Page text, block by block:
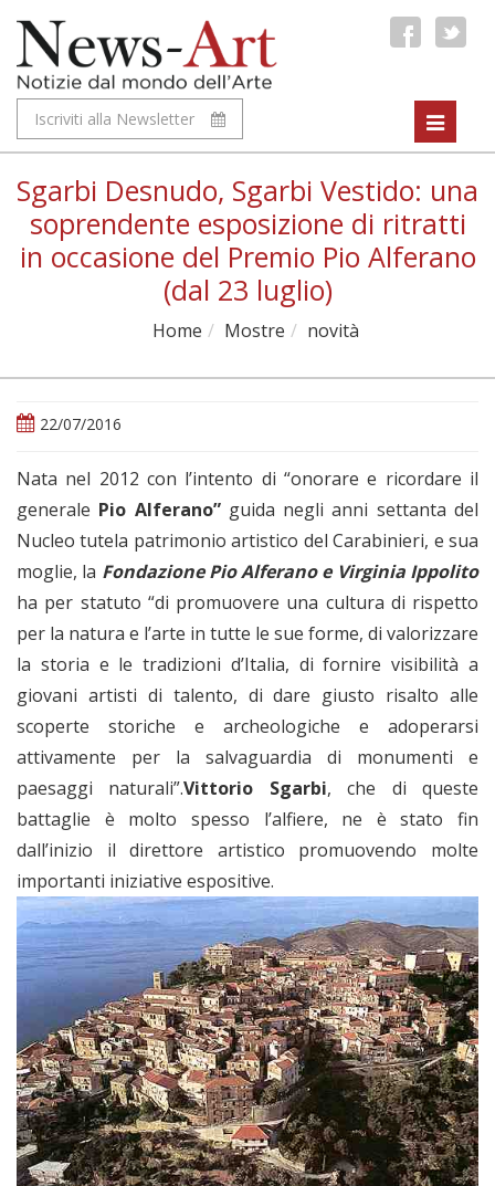
Iscriviti alla Newsletter
Toggle
Sgarbi Desnudo, Sgarbi Vestido: una
soprendente esposizione di ritratti
in occasione del Premio Pio Alferano
(dal 23 luglio)
Home Mostre novità
22/07/2016
Nata nel 2012 con l’intento di “onorare e ricordare il
generale Pio Alferano”guida negli anni settanta del
Nucleo tutela patrimonio artistico del Carabinieri, e sua
moglie, la Fondazione Pio Alferano e Virginia Ippolito
ha per statuto “di promuovere una cultura di rispetto
per la natura e l’arte in tutte le sue forme, di valorizzare
la storia e le tradizioni d’Italia, di fornire visibilità a
giovani artisti di talento, di dare giusto risalto alle
scoperte storiche e archeologiche e adoperarsi
attivamente per la salvaguardia di monumenti e
paesaggi naturali”.Vittorio Sgarbi, che di queste
battaglie è molto spesso l’alfiere, ne è stato fin
dall’inizio il direttore artistico promuovendo molte
importanti iniziative espositive.